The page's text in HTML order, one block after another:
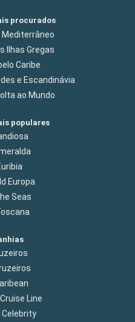
procurados
Mediterrâneo
Ilhas Gregas
Caribe
e Escandinávia
ao Mundo
populares
Europa
Seas
Line